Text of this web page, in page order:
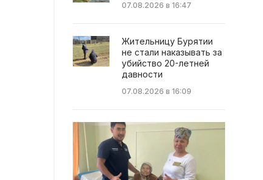
07.08.2026 в 16:47
Жительницу Бурятии
не стали наказывать за
убийство 20-летней
давности
07.08.2026 в 16:09